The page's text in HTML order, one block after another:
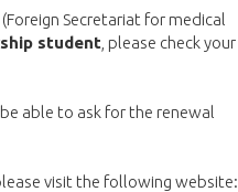
Secretariat for medical
student , please check your
able to ask for the renewal
visit the following website: